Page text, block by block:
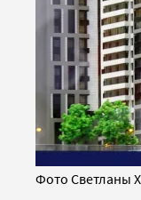
Фото Светланы